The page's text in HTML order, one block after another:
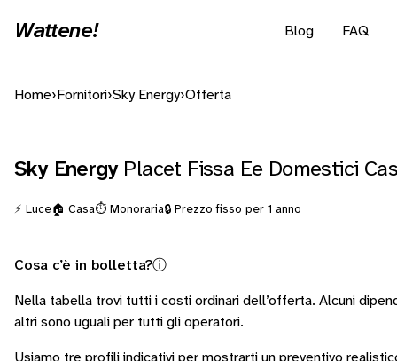
Wattene! Blog FAQ
Home› Fornitori›Sky Energy›Offerta
Sky Energy Placet Fissa Ee Domestici
⚡ Luce🏠 Casa⏱️ Monoraria🔒 Prezzo fisso per 1 anno
Cosa c’è in bolletta?ⓘ
Nella tabella trovi tutti i costi ordinari dell’offerta. Alcuni
altri sono uguali per tutti gli operatori.
Usiamo tre profili indicativi per mostrarti un preventivo